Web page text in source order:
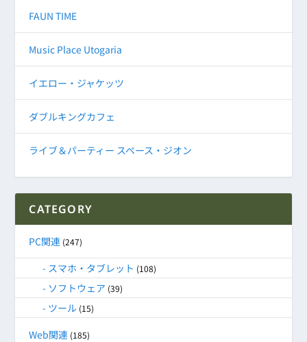
FAUN TIME
Music Place Utogaria
イエロー・ジャケッツ
ダブルキングカフェ
ライブ＆パーティー スペース・ジオン
CATEGORY
PC関連 (247)
スマホ・タブレット (108)
ソフトウェア (39)
ツール (15)
Web関連 (185)